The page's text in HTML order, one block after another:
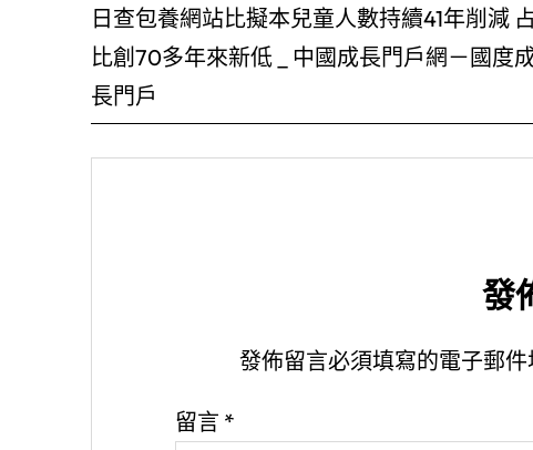
日查包養網站比擬本兒童人數持續41年削減
比創70多年來新低 _ 中國成長門戶網－國度
長門戶
發
發佈留言必須填寫的電子郵件
留言 *